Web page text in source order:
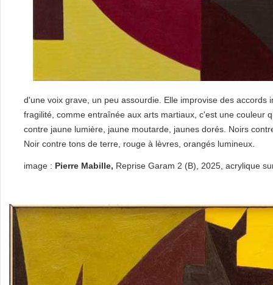
d'une voix grave, un peu assourdie. Elle improvise des
fragilité, comme entraînée aux arts martiaux, c'est une couleur
contre jaune lumière, jaune moutarde, jaunes dorés. Noirs
Noir contre tons de terre, rouge à lèvres, orangés lumineux.
image : Pierre Mabille, Reprise Garam 2 (B), 2025, acrylique